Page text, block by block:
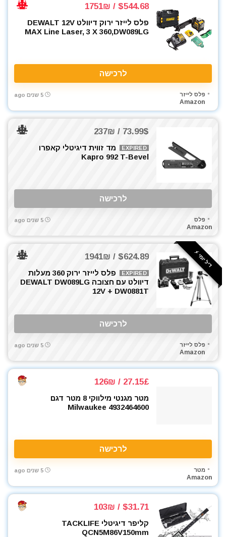
$544.68 / 1751₪
פלס לייזר ירוק דיוולט DEWALT 12V
MAX Line Laser, 3 X 360,DW089LG
לרכישה
פלס לייזר
Amazon
5 שנים ago
73.99$ / 237₪
EXPIRED
מד זווית דיגיטלי קאפרו
Kapro 992 T-Bevel
לרכישה
פלס
Amazon
5 שנים ago
דיל יומי ⚡️ $624.89 / 1941₪
EXPIRED
פלס לייזר ירוק 360 מעלות
דיוולט עם חצובה DEWALT DW089LG
12V + DW0881T
לרכישה
פלס לייזר
Amazon
5 שנים ago
27.15£ / 126₪
מטר מגנטי מילווקי 8 מטר דגם
Milwaukee 4932464600
לרכישה
מטר
Amazon
5 שנים ago
$31.71 / 103₪
קליפר דיגיטלי TACKLIFE
QCN5M86V150mm